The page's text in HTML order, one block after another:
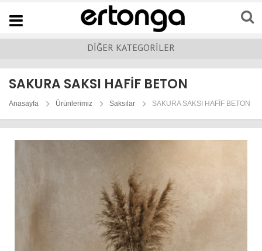
Navigation
DİĞER KATEGORİLER
SAKURA SAKSI HAFİF BETON
Anasayfa Ürünlerimiz Saksılar SAKURA SAKSI HAFİF BETON